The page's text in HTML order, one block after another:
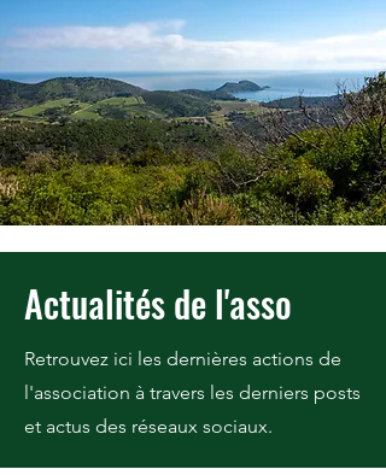
Actualités de l'asso
Retrouvez ici les dernières actions de
l'association à travers les derniers posts
et actus des réseaux sociaux.